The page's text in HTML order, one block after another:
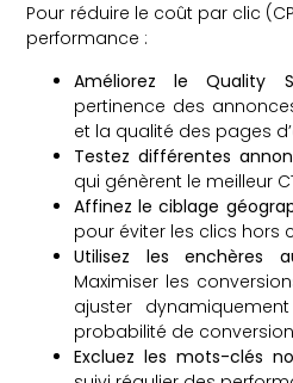
Pour réduire le coût par clic
performance :
Améliorez le Quality
pertinence des
et la qualité des pages
Testez différentes
qui génèrent le meilleur
Affinez le ciblage
pour éviter les clics hors
Utilisez les enchères
Maximiser les
ajuster
probabilité de
Excluez les mots-clés